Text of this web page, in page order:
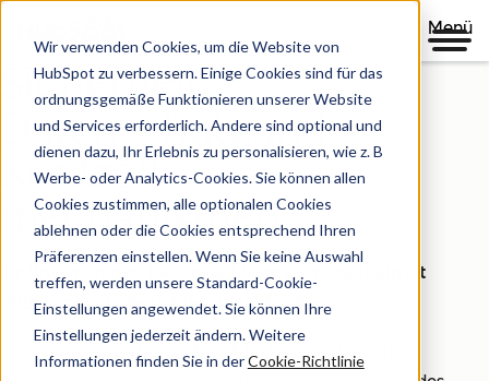
Wir verwenden Cookies, um die Website von
HubSpot zu verbessern. Einige Cookies sind für das
ordnungsgemäße Funktionieren unserer Website
und Services erforderlich. Andere sind optional und
dienen dazu, Ihr Erlebnis zu personalisieren, wie z. B
Werbe- oder Analytics-Cookies. Sie können allen
Cookies zustimmen, alle optionalen Cookies
ablehnen oder die Cookies entsprechend Ihren
Präferenzen einstellen. Wenn Sie keine Auswahl
treffen, werden unsere Standard-Cookie-
Einstellungen angewendet. Sie können Ihre
Einstellungen jederzeit ändern. Weitere
Informationen finden Sie in derCookie-Richtlinie
Menü
Sicherheit,
Datenschutzund
Kontroll-
mechanismen
Ihr Unternehmen basiert auf Vertrauen, deshalb ist
HubSpot auch die richtige Wahl für Sie.
HubSpot betrachtet die Bereiche Datensicherheit, -